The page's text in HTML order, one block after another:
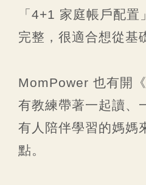
「4+1 家庭帳戶配
完整，很適合想從基
MomPower 也有開
有教練帶著一起讀、
有人陪伴學習的媽媽
點。